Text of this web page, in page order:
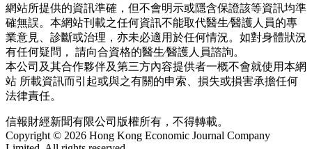
網站所提供的資訊準確，但不會明示或隱含保證該等資訊均準
確無誤。本網站刊載之任何資訊不能取代醫生∕醫護人員的專
業意見、診斷或治理，亦未必適用於任何情況。如對身體狀況
有任何疑問， 請向合資格的醫生∕醫護人員諮詢。
本公司及其合作夥伴及第三方內容提供者一概不會就使用本網
站 所載資訊而引起或與之有關的申索、損失或損害承擔任何
法律責任。
信報財經新聞有限公司版權所有，不得轉載。
Copyright © 2026 Hong Kong Economic Journal Company